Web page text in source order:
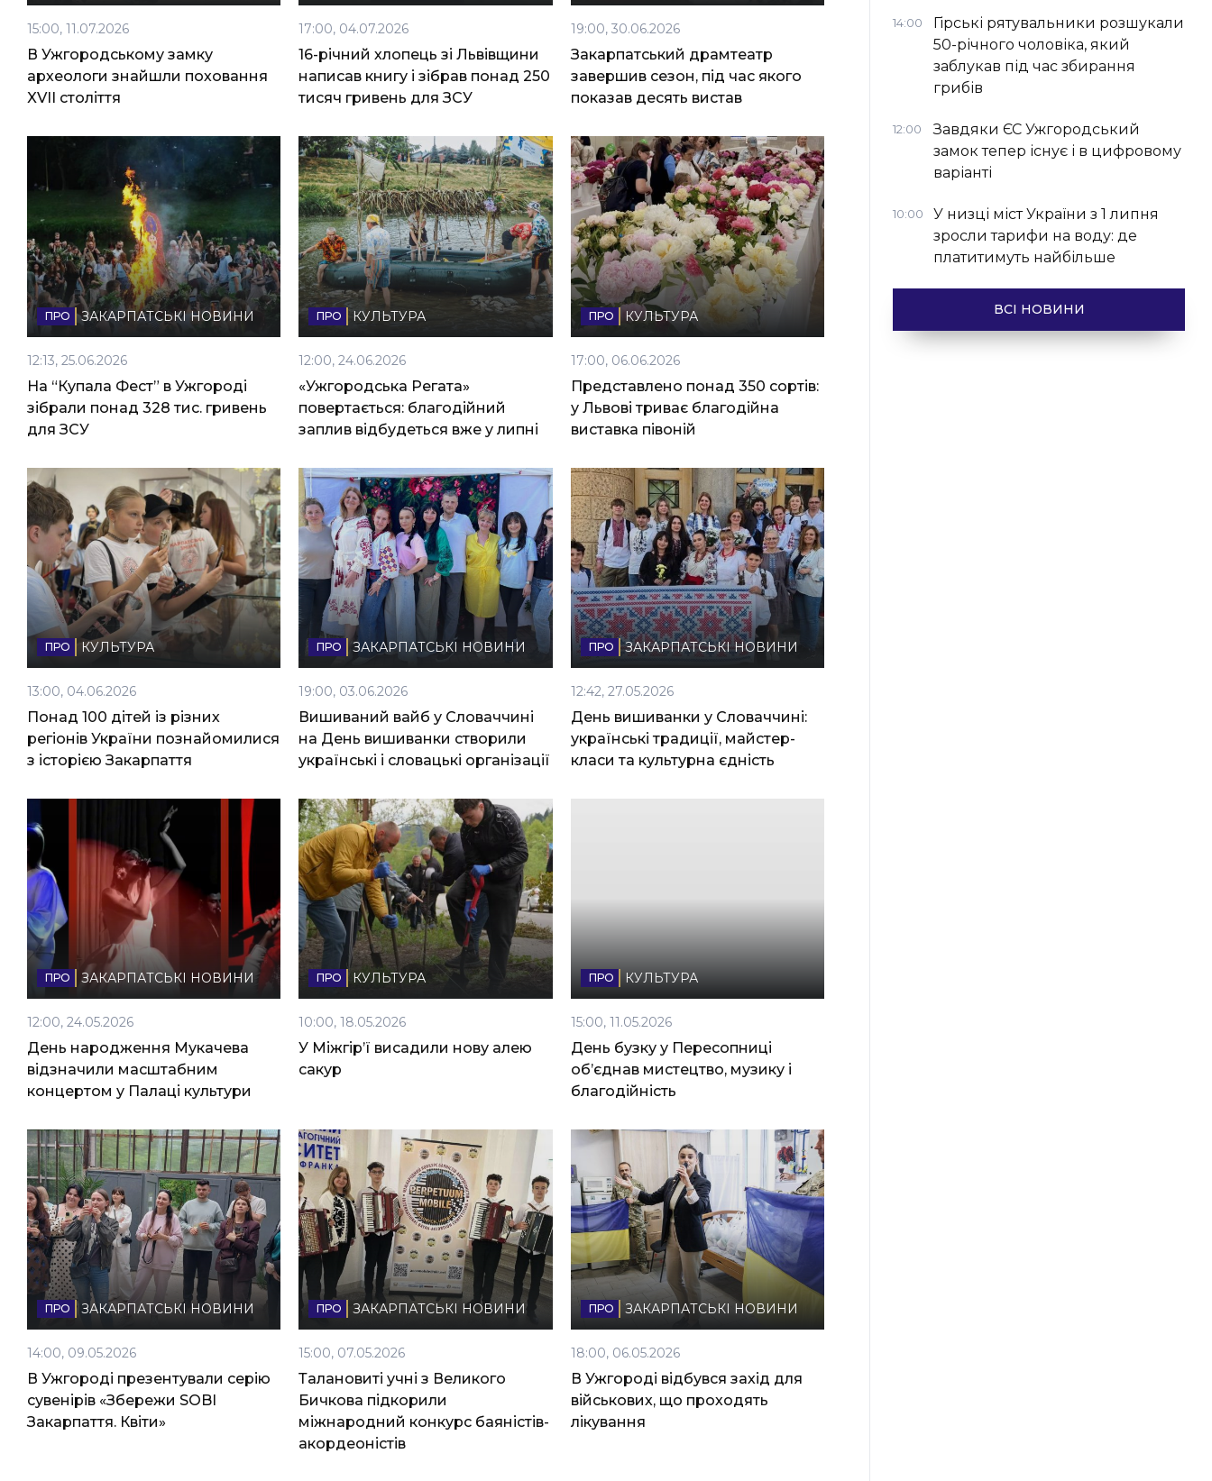
15:00, 11.07.2026
В Ужгородському замку
археологи знайшли поховання
XVII століття
17:00, 04.07.2026
16-річний хлопець зі Львівщини
написав книгу і зібрав понад 250
тисяч гривень для ЗСУ
19:00, 30.06.2026
Закарпатський драмтеатр
завершив сезон, під час якого
показав десять вистав
ЗАКАРПАТСЬКІ НОВИНИ
12:13, 25.06.2026
На “Купала Фест” в Ужгороді
зібрали понад 328 тис. гривень
для ЗСУ
КУЛЬТУРА
12:00, 24.06.2026
«Ужгородська Регата»
повертається: благодійний
заплив відбудеться вже у липні
КУЛЬТУРА
17:00, 06.06.2026
Представлено понад 350 сортів:
у Львові триває благодійна
виставка півоній
КУЛЬТУРА
13:00, 04.06.2026
Понад 100 дітей із різних
регіонів України познайомилися
з історією Закарпаття
ЗАКАРПАТСЬКІ НОВИНИ
19:00, 03.06.2026
Вишиваний вайб у Словаччині
на День вишиванки створили
українські і словацькі організації
ЗАКАРПАТСЬКІ НОВИНИ
12:42, 27.05.2026
День вишиванки у Словаччині:
українські традиції, майстер-
класи та культурна єдність
ЗАКАРПАТСЬКІ НОВИНИ
12:00, 24.05.2026
День народження Мукачева
відзначили масштабним
концертом у Палаці культури
КУЛЬТУРА
10:00, 18.05.2026
У Міжгір’ї висадили нову алею
сакур
КУЛЬТУРА
15:00, 11.05.2026
День бузку у Пересопниці
об’єднав мистецтво, музику і
благодійність
ЗАКАРПАТСЬКІ НОВИНИ
14:00, 09.05.2026
В Ужгороді презентували серію
сувенірів «Збережи SOBI
Закарпаття. Квіти»
ЗАКАРПАТСЬКІ НОВИНИ
15:00, 07.05.2026
Талановиті учні з Великого
Бичкова підкорили
міжнародний конкурс баяністів-
акордеоністів
ЗАКАРПАТСЬКІ НОВИНИ
18:00, 06.05.2026
В Ужгороді відбувся захід для
військових, що проходять
лікування
14:00
Гірські рятувальники розшукали
50-річного чоловіка, який
заблукав під час збирання
грибів
12:00
Завдяки ЄС Ужгородський
замок тепер існує і в цифровому
варіанті
10:00
У низці міст України з 1 липня
зросли тарифи на воду: де
платитимуть найбільше
ВСІ НОВИНИ